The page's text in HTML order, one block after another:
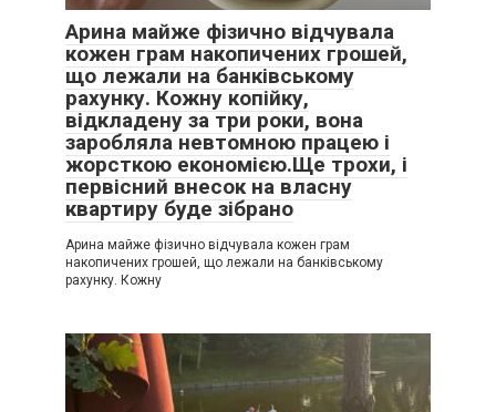
Арина майже фізично відчувала
кожен грам накопичених грошей,
що лежали на банківському
рахунку. Кожну копійку,
відкладену за три роки, вона
заробляла невтомною працею і
жорсткою економією.Ще трохи, і
первісний внесок на власну
квартиру буде зібрано
Арина майже фізично відчувала кожен грам
накопичених грошей, що лежали на банківському
рахунку. Кожну